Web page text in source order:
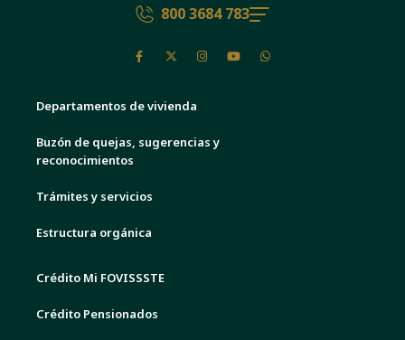
800 3684 783
Departamentos de vivienda
Buzón de quejas, sugerencias y
reconocimientos
Trámites y servicios
Estructura orgánica
Crédito Mi FOVISSSTE
Crédito Pensionados